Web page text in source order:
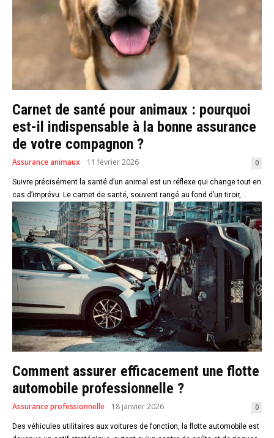
Carnet de santé pour animaux : pourquoi
est-il indispensable à la bonne assurance
de votre compagnon ?
Assurance animaux 11 février 2026 0
Suivre précisément la santé d’un animal est un réflexe qui change tout en
cas d’imprévu. Le carnet de santé, souvent rangé au fond d’un tiroir,...
Comment assurer efficacement une flotte
automobile professionnelle ?
Assurance professionnelle 18 janvier 2026 0
Des véhicules utilitaires aux voitures de fonction, la flotte automobile est